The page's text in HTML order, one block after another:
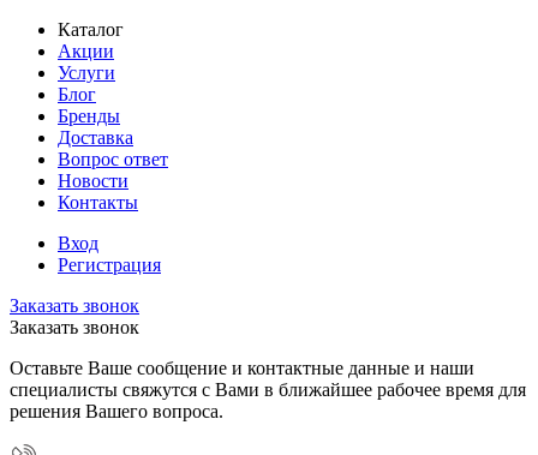
Каталог
Акции
Услуги
Блог
Бренды
Доставка
Вопрос ответ
Новости
Контакты
Вход
Регистрация
Заказать звонок
Заказать звонок
Оставьте Ваше сообщение и контактные данные и наши
специалисты свяжутся с Вами в ближайшее рабочее время для
решения Вашего вопроса.